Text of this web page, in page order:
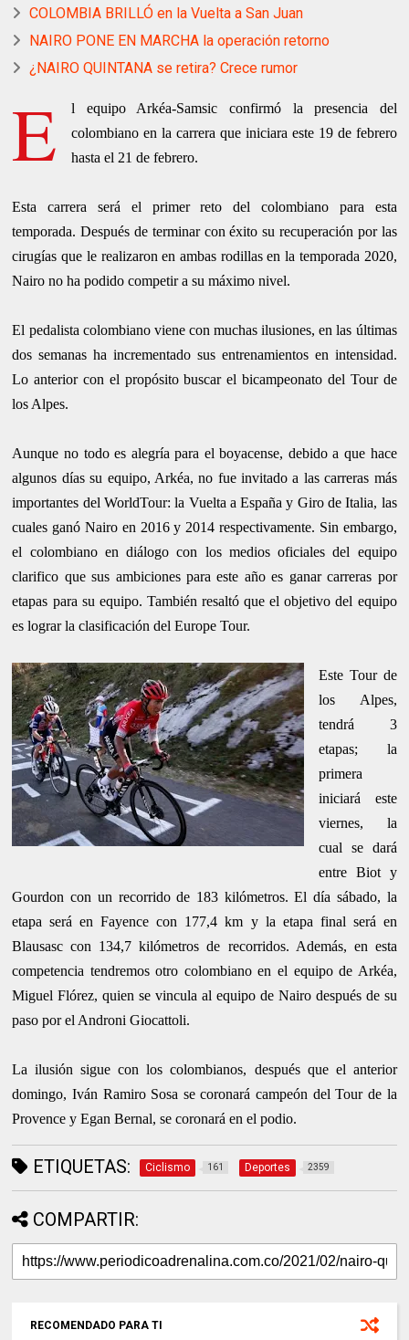
COLOMBIA BRILLÓ en la Vuelta a San Juan
NAIRO PONE EN MARCHA la operación retorno
¿NAIRO QUINTANA se retira? Crece rumor
E
l equipo Arkéa-Samsic confirmó la presencia del
colombiano en la carrera que iniciara este 19 de febrero
hasta el 21 de febrero.
Esta carrera será el primer reto del colombiano para esta
temporada. Después de terminar con éxito su recuperación por las
cirugías que le realizaron en ambas rodillas en la temporada 2020,
Nairo no ha podido competir a su máximo nivel.
El pedalista colombiano viene con muchas ilusiones, en las últimas
dos semanas ha incrementado sus entrenamientos en intensidad.
Lo anterior con el propósito buscar el bicampeonato del Tour de
los Alpes.
Aunque no todo es alegría para el boyacense, debido a que hace
algunos días su equipo, Arkéa, no fue invitado a las carreras más
importantes del WorldTour: la Vuelta a España y Giro de Italia, las
cuales ganó Nairo en 2016 y 2014 respectivamente. Sin embargo,
el colombiano en diálogo con los medios oficiales del equipo
clarifico que sus ambiciones para este año es ganar carreras por
etapas para su equipo. También resaltó que el objetivo del equipo
es lograr la clasificación del Europe Tour.
Este Tour de
los Alpes,
tendrá 3
etapas; la
primera
iniciará este
viernes, la
cual se dará
entre Biot y
Gourdon con un recorrido de 183 kilómetros. El día sábado, la
etapa será en Fayence con 177,4 km y la etapa final será en
Blausasc con 134,7 kilómetros de recorridos. Además, en esta
competencia tendremos otro colombiano en el equipo de Arkéa,
Miguel Flórez, quien se vincula al equipo de Nairo después de su
paso por el Androni Giocattoli.
La ilusión sigue con los colombianos, después que el anterior
domingo, Iván Ramiro Sosa se coronará campeón del Tour de la
Provence y Egan Bernal, se coronará en el podio.
ETIQUETAS: Ciclismo 161 Deportes 2359
COMPARTIR:
RECOMENDADO PARA TI